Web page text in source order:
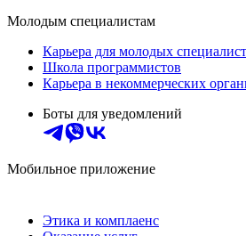
Молодым специалистам
Карьера для молодых
Школа программистов
Карьера в некоммерческих
Боты для уведомлений
Мобильное приложение
Этика и комплаенс